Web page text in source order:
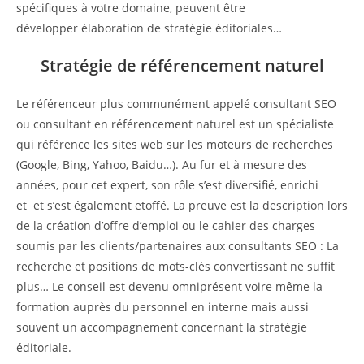
spécifiques à votre domaine, peuvent être
développer élaboration de stratégie éditoriales…
Stratégie de référencement naturel
Le référenceur plus communément appelé consultant SEO
ou consultant en référencement naturel est un spécialiste
qui référence les sites web sur les moteurs de recherches
(Google, Bing, Yahoo, Baidu…). Au fur et à mesure des
années, pour cet expert, son rôle s’est diversifié, enrichi
et et s’est également etoffé. La preuve est la description lors
de la création d’offre d’emploi ou le cahier des charges
soumis par les clients/partenaires aux consultants SEO : La
recherche et positions de mots-clés convertissant ne suffit
plus… Le conseil est devenu omniprésent voire même la
formation auprès du personnel en interne mais aussi
souvent un accompagnement concernant la stratégie
éditoriale.